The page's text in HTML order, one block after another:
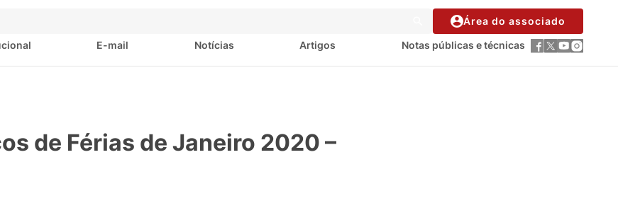
Área do associado
E-mail Notícias Artigos Notas públicas e técnicas
de Férias de Janeiro 2020 –